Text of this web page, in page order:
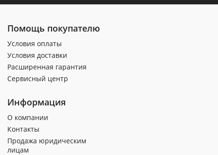
Помощь покупателю
Условия оплаты
Условия доставки
Расширенная гарантия
Сервисный центр
Информация
О компании
Контакты
Продажа юридическим
лицам